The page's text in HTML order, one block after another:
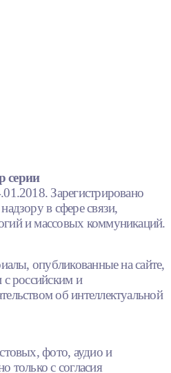
серии
Зарегистрировано
в сфере связи,
и массовых коммуникаций.
опубликованные на сайте,
российским и
об интеллектуальной
фото, аудио и
только с согласия